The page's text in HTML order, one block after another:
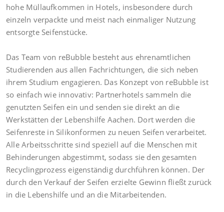
hohe Müllaufkommen in Hotels, insbesondere durch
einzeln verpackte und meist nach einmaliger Nutzung
entsorgte Seifenstücke.
Das Team von reBubble besteht aus ehrenamtlichen
Studierenden aus allen Fachrichtungen, die sich neben
ihrem Studium engagieren. Das Konzept von reBubble ist
so einfach wie innovativ: Partnerhotels sammeln die
genutzten Seifen ein und senden sie direkt an die
Werkstätten der Lebenshilfe Aachen. Dort werden die
Seifenreste in Silikonformen zu neuen Seifen verarbeitet.
Alle Arbeitsschritte sind speziell auf die Menschen mit
Behinderungen abgestimmt, sodass sie den gesamten
Recyclingprozess eigenständig durchführen können. Der
durch den Verkauf der Seifen erzielte Gewinn fließt zurück
in die Lebenshilfe und an die Mitarbeitenden.